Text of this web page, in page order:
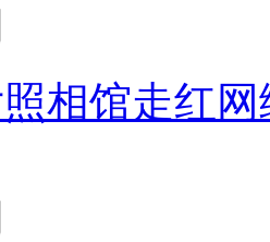
相馆走红网